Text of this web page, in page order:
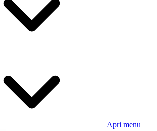
Apri menu